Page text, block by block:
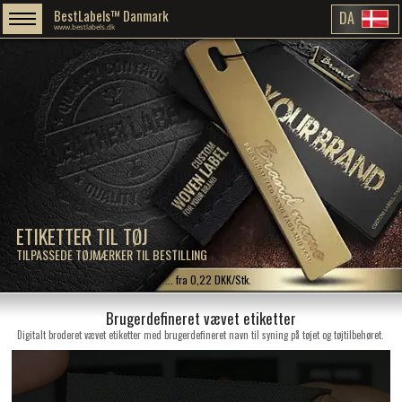
ETIKETTER TIL TØJ
TILPASSEDE TØJMÆRKER TIL BESTILLING
BestLabels™ Danmark
www.bestlabels.dk DA
... fra 0,22 DKK/Stk.
Brugerdefineret vævet etiketter
Digitalt broderet vævet etiketter med brugerdefineret navn til syning på tøjet og tøjtilbehøret.